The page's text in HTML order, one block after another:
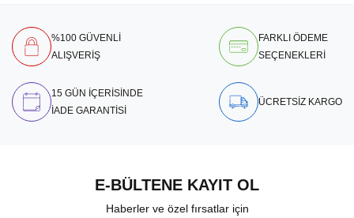
%100 GÜVENLİ
ALIŞVERİŞ
FARKLI ÖDEME
SEÇENEKLERİ
15 GÜN İÇERİSİNDE
İADE GARANTİSİ
ÜCRETSİZ KARGO
E-BÜLTENE KAYIT OL
Haberler ve özel fırsatlar için